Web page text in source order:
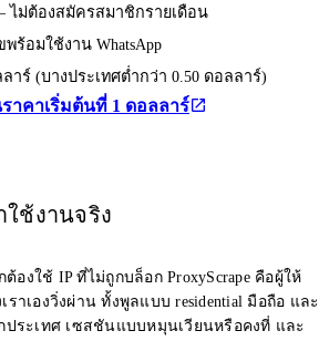
ไม่ต้องสมัครสมาชิกรายเดือน
ร้อมใช้งาน WhatsApp
าร์ (บางประเทศต่ำกว่า 0.50 ดอลลาร์)
าคาเริ่มต้นที่ 1 ดอลลาร์
ใช้งานจริง
องใช้ IP ที่ไม่ถูกบล็อก ProxyScrape คือผู้ให้
าเองวิ่งผ่าน ทั้งพูลแบบ residential มือถือ และ
ประเทศ เซสชันแบบหมุนเวียนหรือคงที่ และ